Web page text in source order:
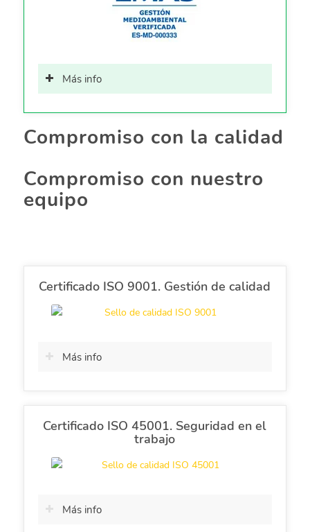
Más info
Compromiso con la calidad
Compromiso con nuestro
equipo
Certificado ISO 9001. Gestión de calidad
Más info
Certificado ISO 45001. Seguridad en el
trabajo
Más info